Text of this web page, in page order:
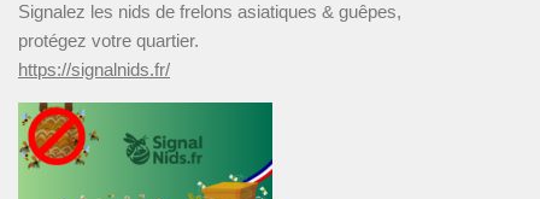
Signalez les nids de frelons asiatiques & guêpes,
protégez votre quartier.
https://signalnids.fr/